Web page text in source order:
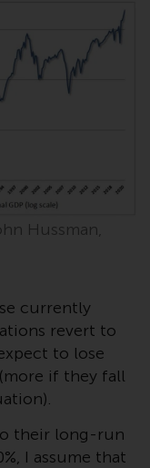
CH-
der von
die
von
die
das
vom
Aktien
ist am
des
Hussman,
currently
revert to
to lose
if they fall
their long-run
I assume that